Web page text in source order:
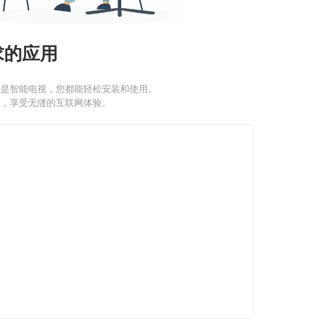
应用
智能电视，您都能轻松安装和使用。
享受无缝的互联网体验。